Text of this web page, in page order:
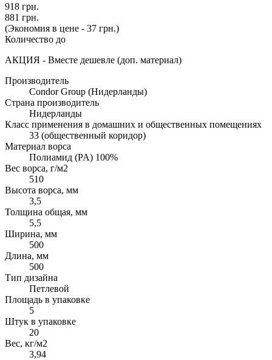
918 грн.
881 грн.
(Экономия в цене - 37 грн.)
Количество до
АКЦИЯ - Вместе дешевле (доп. материал)
Производитель
Condor Group (Нидерланды)
Страна производитель
Нидерланды
Класс применения в домашних и общественных помещениях
33 (общественный коридор)
Материал ворса
Полиамид (PA) 100%
Вес ворса, г/м2
510
Высота ворса, мм
3,5
Толщина общая, мм
5,5
Ширина, мм
500
Длина, мм
500
Тип дизайна
Петлевой
Площадь в упаковке
5
Штук в упаковке
20
Вес, кг/м2
3,94